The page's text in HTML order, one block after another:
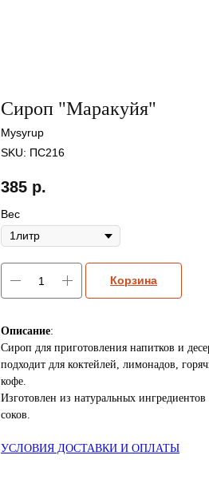
Сироп "Маракуйя"
Mysyrup
SKU: ПС216
385 р.
Вес
Корзина
Описание:
Сироп для приготовления напитков и
подходит для коктейлей, лимонадов,
кофе.
Изготовлен из натуральных
соков.
УСЛОВИЯ ДОСТАВКИ И ОПЛАТЫ